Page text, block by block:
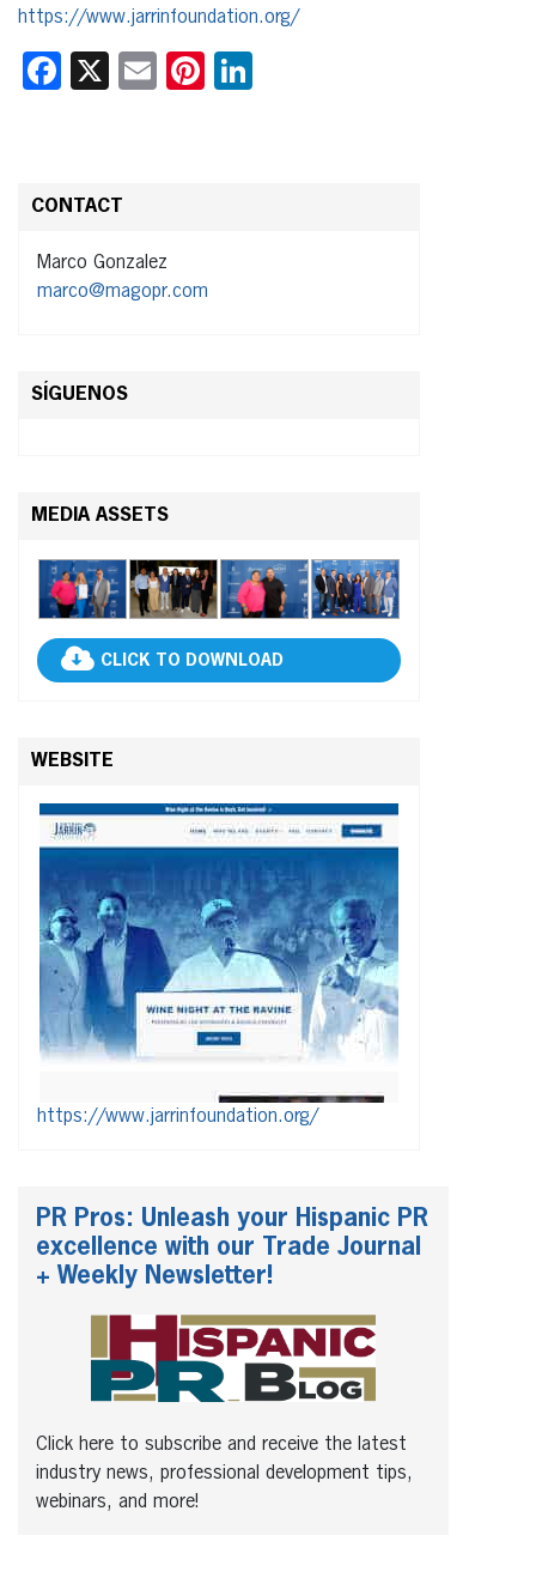
https://www.jarrinfoundation.org/
Facebook
X EmailPinterest
CONTACT
Marco Gonzalez
marco@magopr.com
SÍGUENOS
MEDIA ASSETS
CLICK TO DOWNLOAD
WEBSITE
https://www.jarrinfoundation.org/
PR Pros: Unleash your Hispanic PR
excellence with our Trade Journal
+ Weekly Newsletter!
Click here to subscribe and receive the latest
industry news, professional development tips,
webinars, and more!